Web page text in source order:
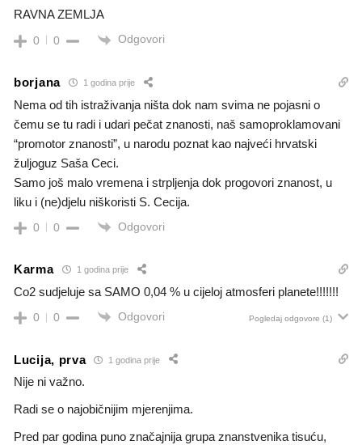
RAVNA ZEMLJA
0 0 Odgovori
borjana 1 godina prije
Nema od tih istraživanja ništa dok nam svima ne pojasni o
čemu se tu radi i udari pečat znanosti, naš samoproklamovani
“promotor znanosti”, u narodu poznat kao najveći hrvatski
žuljoguz Saša Ceci.
Samo još malo vremena i strpljenja dok progovori znanost, u
liku i (ne)djelu niškoristi S. Cecija.
0 0 Odgovori
Karma 1 godina prije
Co2 sudjeluje sa SAMO 0,04 % u cijeloj atmosferi planete!!!!!!!
0 0 Odgovori Pogledaj odgovore (1)
Lucija, prva 1 godina prije
Nije ni važno.
Radi se o najobičnijim mjerenjima.
Pred par godina puno značajnija grupa znanstvenika tisuću,